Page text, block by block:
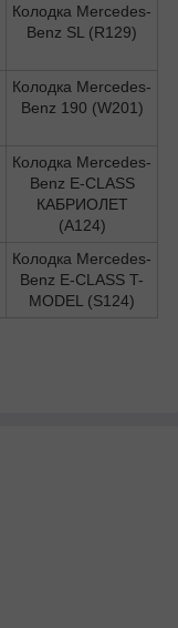
Колодка Mercedes-
Benz SL (R129)
Колодка Mercedes-
Benz 190 (W201)
Колодка Mercedes-
Benz E-CLASS
КАБРИОЛЕТ
(A124)
Колодка Mercedes-
Benz E-CLASS T-
MODEL (S124)